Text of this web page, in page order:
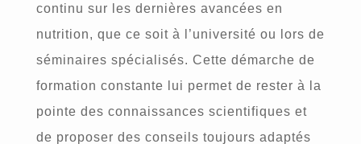
continu sur les dernières avancées en
nutrition, que ce soit à l’université ou lors de
séminaires spécialisés. Cette démarche de
formation constante lui permet de rester à la
pointe des connaissances scientifiques et
de proposer des conseils toujours adaptés